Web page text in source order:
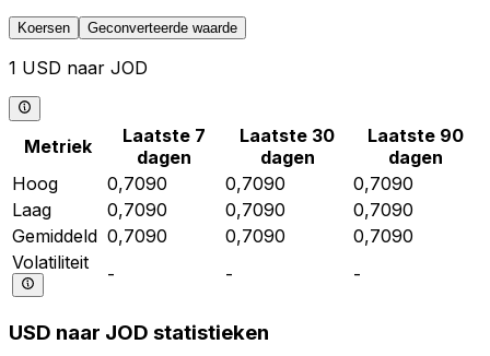
Koersen Geconverteerde waarde
1 USD naar JOD
Metriek
Laatste 7
dagen
Laatste 30
dagen
Laatste 90
dagen
Hoog
0,7090 0,7090
0,7090
Laag
0,7090 0,7090
0,7090
Gemiddeld 0,7090 0,7090
0,7090
Volatiliteit
- - -
USD naar JOD statistieken